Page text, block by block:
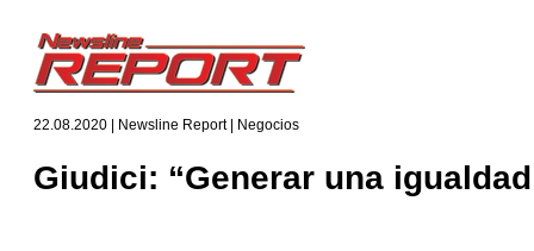
22.08.2020 | Newsline Report | Negocios
Giudici: “Generar una